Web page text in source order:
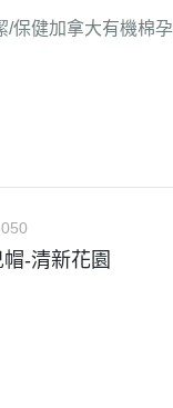
/保健加拿大有機棉
-清新花園